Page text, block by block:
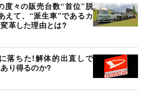
度々の販売台数“首位”脱
えて、“派生車”であるカ
革した理由とは?
落ちた!解体的出直しで
り得るのか?